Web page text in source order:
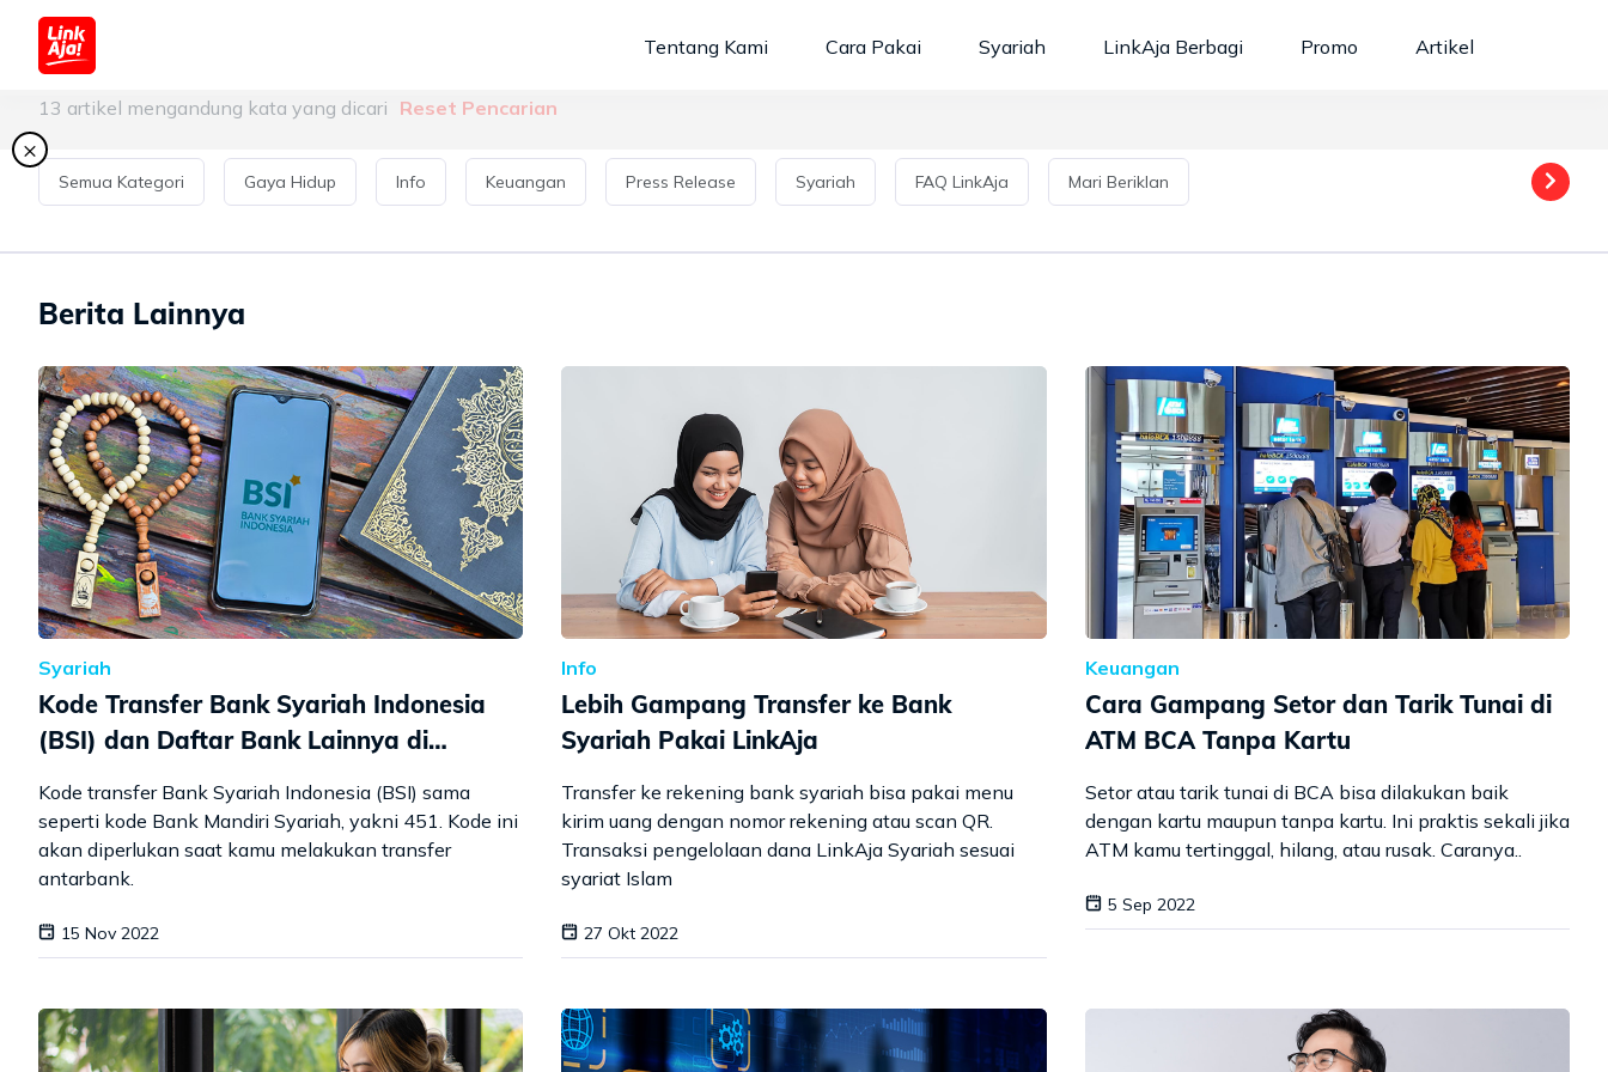
Tentang Kami Cara Pakai Syariah LinkAja Berbagi Promo Artikel
Seputar LinkAja Cari berita / kategori...
13 artikel mengandung kata yang dicari Reset Pencarian
Semua Kategori Gaya Hidup Info Keuangan Press Release Syariah FAQ LinkAja Mari Beriklan
Berita Lainnya
Syariah
Kode Transfer Bank Syariah Indonesia
(BSI) dan Daftar Bank Lainnya di
Kode transfer Bank Syariah Indonesia (BSI) sama
seperti kode Bank Mandiri Syariah, yakni 451. Kode ini
akan diperlukan saat kamu melakukan transfer
antarbank.
15 Nov 2022
Info
Lebih Gampang Transfer ke Bank
Syariah Pakai LinkAja
Transfer ke rekening bank syariah bisa pakai menu
kirim uang dengan nomor rekening atau scan QR.
Transaksi pengelolaan dana LinkAja Syariah sesuai
syariat Islam
27 Okt 2022
Keuangan
Cara Gampang Setor dan Tarik Tunai di
ATM BCA Tanpa Kartu
Setor atau tarik tunai di BCA bisa dilakukan baik
dengan kartu maupun tanpa kartu. Ini praktis sekali jika
ATM kamu tertinggal, hilang, atau rusak. Caranya..
5 Sep 2022
×